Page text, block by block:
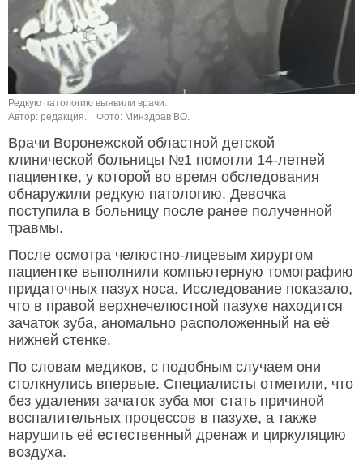
Редкую патологию выявили врачи.
Автор: редакция.
Фото: Минздрав ВО.
Врачи Воронежской областной детской
клинической больницы №1 помогли 14-летней
пациентке, у которой во время обследования
обнаружили редкую патологию. Девочка
поступила в больницу после ранее полученной
травмы.
После осмотра челюстно-лицевым хирургом
пациентке выполнили компьютерную томографию
придаточных пазух носа. Исследование показало,
что в правой верхнечелюстной пазухе находится
зачаток зуба, аномально расположенный на её
нижней стенке.
По словам медиков, с подобным случаем они
столкнулись впервые. Специалисты отметили, что
без удаления зачаток зуба мог стать причиной
воспалительных процессов в пазухе, а также
нарушить её естественный дренаж и циркуляцию
воздуха.